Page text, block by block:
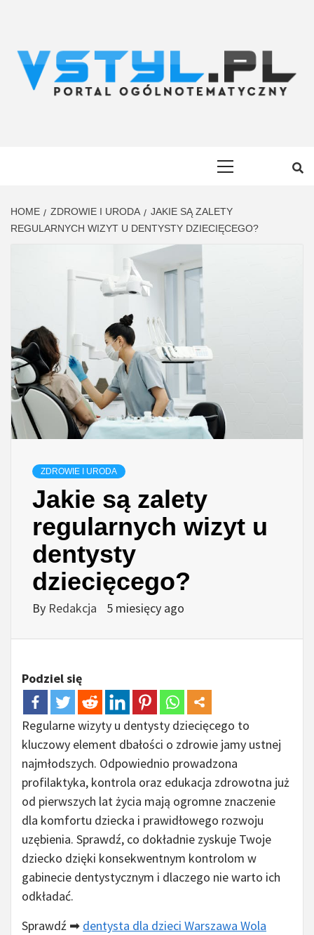
HOME ZDROWIE I URODA
JAKIE SĄ ZALETY
REGULARNYCH WIZYT U DENTYSTY DZIECIĘCEGO?
ZDROWIE I URODA
Jakie są zalety
regularnych wizyt u
dentysty
dziecięcego?
By Redakcja 5 miesięcy ago
Podziel się
Regularne wizyty u dentysty dziecięcego to
kluczowy element dbałości o zdrowie jamy ustnej
najmłodszych. Odpowiednio prowadzona
profilaktyka, kontrola oraz edukacja zdrowotna już
od pierwszych lat życia mają ogromne znaczenie
dla komfortu dziecka i prawidłowego rozwoju
uzębienia. Sprawdź, co dokładnie zyskuje Twoje
dziecko dzięki konsekwentnym kontrolom w
gabinecie dentystycznym i dlaczego nie warto ich
odkładać.
Sprawdź ➡ dentysta dla dzieci Warszawa Wola